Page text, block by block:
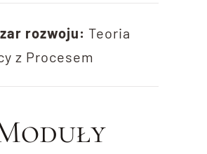
rozwoju: Teoria
z Procesem